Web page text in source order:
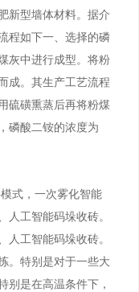
新型墙体材料。据介
程如下一、选择的磷
灰中进行成型。将粉
成。其生产工艺流程
硫磺熏蒸后再将粉煤
磷酸二铵的浓度为
式，一次雾化智能
工智能码垛收砖。
工智能码垛收砖。
。特别是对于一些大
别是在高温条件下，